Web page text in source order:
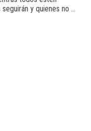
y quienes no ...